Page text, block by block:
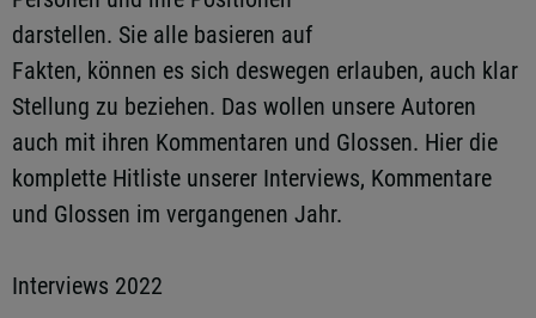
darstellen. Sie alle basieren auf
Fakten, können es sich deswegen erlauben, auch klar
Stellung zu beziehen. Das wollen unsere Autoren
auch mit ihren Kommentaren und Glossen. Hier die
komplette Hitliste unserer Interviews, Kommentare
und Glossen im vergangenen Jahr.
Interviews 2022